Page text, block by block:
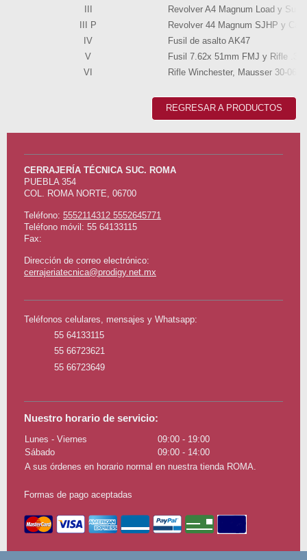
Revolver A4 Magnum Load y Sub
III P
Revolver 44 Magnum SJHP y
IV
Fusil de asalto AK47
V
Fusil 7.62x 51mm FMJ y Rifle
VI
Rifle Winchester, Mausser 30-06
REGRESAR A PRODUCTOS
CERRAJERÍA TÉCNICA SUC. ROMA
PUEBLA 354
COL. ROMA NORTE
06700
Teléfono: 5552114312 5552645771
Teléfono móvil: 55 64133115
Fax:
Dirección de correo electrónico:
cerrajeriatecnica@prodigy.net.mx
Teléfonos celulares, mensajes y Whatsapp:
55 64133115
55 66723621
55 66723649
Nuestro horario de servicio:
Lunes - Viernes 09:00 - 19:00
Sábado
09:00 - 14:00
A sus órdenes en horario normal en nuestra tienda ROMA.
Formas de pago aceptadas